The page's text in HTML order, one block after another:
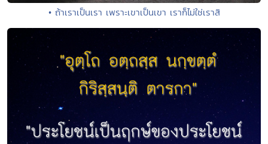
• ถ้าเราเป็นเรา เพราะเขาเป็นเขา เราก็ไม่ใช่เราสิ